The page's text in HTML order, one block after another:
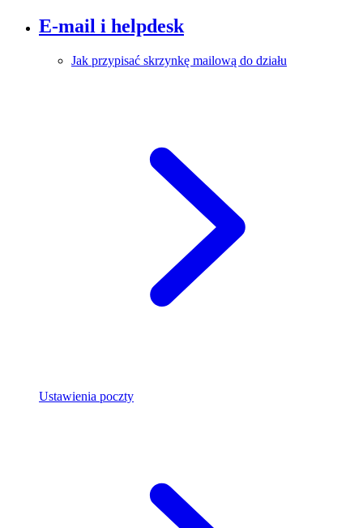
E-mail i helpdesk
Jak przypisać skrzynkę mailową do działu
Ustawienia poczty